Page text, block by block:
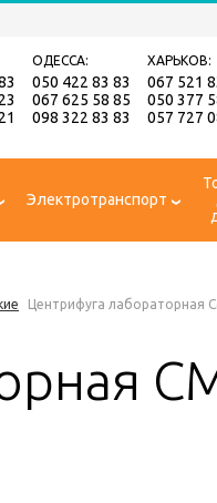
ОДЕССА:
050 422 83 83
067 625 58 85
098 322 83 83
ХАРЬКОВ:
067 521
050 377
057 727
Электротранспорт
Центрифуга лабораторная